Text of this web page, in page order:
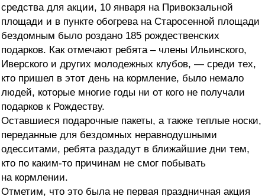
средства для акции, 10 января на Привокзальной
площади и в пункте обогрева на Старосенной площади
бездомным было роздано 185 рождественских
подарков. Как отмечают ребята – члены Ильинского,
Иверского и других молодежных клубов, — среди тех,
кто пришел в этот день на кормление, было немало
людей, которые многие годы ни от кого не получали
подарков к Рождеству.
Оставшиеся подарочные пакеты, а также теплые носки,
переданные для бездомных неравнодушными
одесситами, ребята раздадут в ближайшие дни тем,
кто по каким-то причинам не смог побывать
на кормлении.
Отметим, что это была не первая праздничная акция